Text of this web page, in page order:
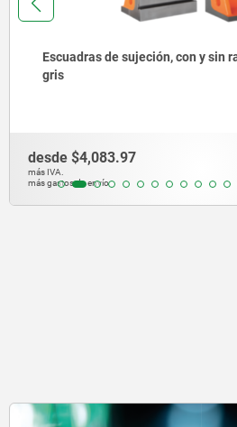
Escuadras de sujeción,
desde$35,156.80
más gastos de envío